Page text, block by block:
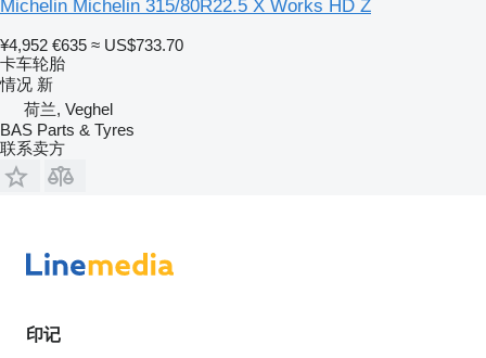
Michelin Michelin 315/80R22.5 X Works HD Z
¥4,952 €635 ≈ US$733.70
卡车轮胎
情况 新
荷兰, Veghel
BAS Parts & Tyres
联系卖方
印记